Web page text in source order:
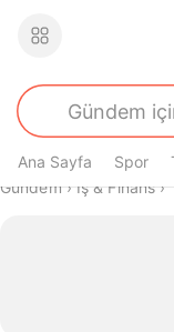
Ana Sayfa Spor
Buradasın
Gündem› İş & Finans›